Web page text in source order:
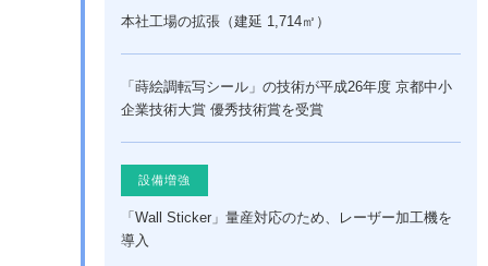
本社工場の拡張（建延 1,714㎡）
「蒔絵調転写シール」の技術が平成26年度 京都中小
企業技術大賞 優秀技術賞を受賞
設備増強
「Wall Sticker」量産対応のため、レーザー加工機を
導入